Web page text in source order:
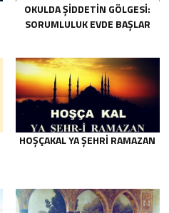
OKULDA ŞIDDETIN GÖLGESI:
SORUMLULUK EVDE BAŞLAR
HOŞÇAKAL YA ŞEHRİ RAMAZAN